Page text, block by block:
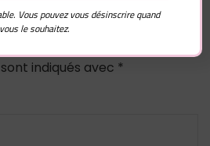
indiqués avec *
Vous pouvez vous désinscrire quand
vous le souhaitez.